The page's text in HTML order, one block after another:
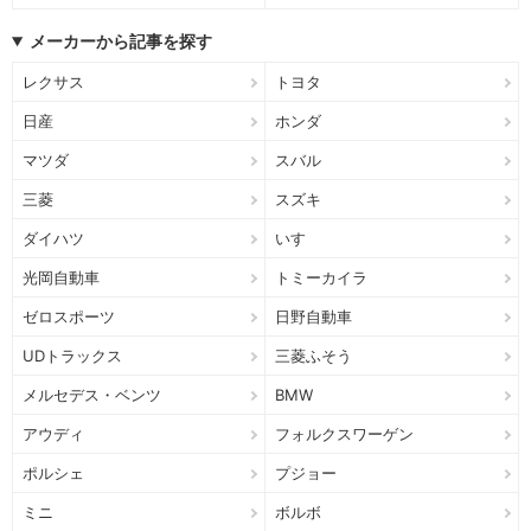
メーカーから記事を探す
レクサス トヨタ
日産 ホンダ
マツダ スバル
三菱 スズキ
ダイハツ いすゞ
光岡自動車 トミーカイラ
ゼロスポーツ 日野自動車
UDトラックス 三菱ふそう
メルセデス・ベンツ BMW
アウディ フォルクスワーゲン
ポルシェ プジョー
ミニ ボルボ